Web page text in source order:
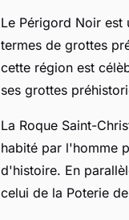
Le Périgord Noir est
termes de grottes
cette région est
ses grottes
La Roque Saint-
habité par l'homme
d'histoire. En
celui de la Poterie